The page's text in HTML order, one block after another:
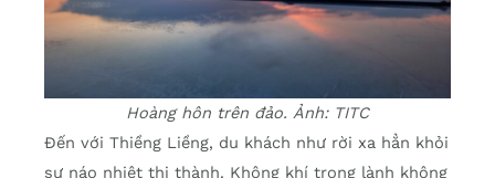
Hoàng hôn trên đảo. Ảnh: TITC
Đến với Thiềng Liềng, du khách như rời xa hẳn khỏi
sự náo nhiệt thị thành. Không khí trong lành không